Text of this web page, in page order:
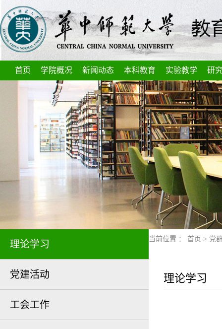
首页 学院概况 新闻动态 本科教育 实验教学 研
理论学习
党建活动
工会工作
当前位置 ： 首页 > 党
理论学习